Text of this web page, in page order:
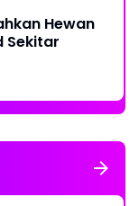
Hewan
Sekitar